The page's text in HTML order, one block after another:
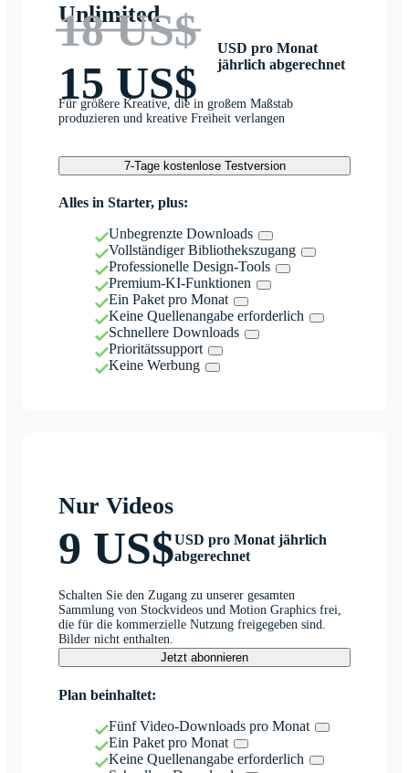
Unlimited
18 US$
15 US$
USD pro Monat
jährlich abgerechnet
Für größere Kreative, die in großem Maßstab
produzieren und kreative Freiheit verlangen
7-Tage kostenlose Testversion
Alles in Starter, plus:
Unbegrenzte Downloads
Vollständiger Bibliothekszugang
Professionelle Design-Tools
Premium-KI-Funktionen
Ein Paket pro Monat
Keine Quellenangabe erforderlich
Schnellere Downloads
Prioritätssupport
Keine Werbung
Nur Videos
9 US$USD pro Monat jährlich
abgerechnet
Schalten Sie den Zugang zu unserer gesamten
Sammlung von Stockvideos und Motion Graphics frei,
die für die kommerzielle Nutzung freigegeben sind.
Bilder nicht enthalten.
Jetzt abonnieren
Plan beinhaltet:
Fünf Video-Downloads pro Monat
Ein Paket pro Monat
Keine Quellenangabe erforderlich